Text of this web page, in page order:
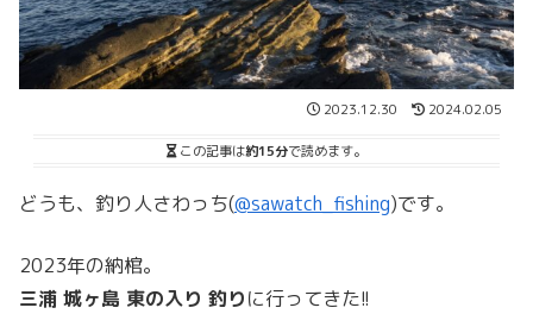
2023.12.30 2024.02.05
この記事は約15分で読めます。
どうも、釣り人さわっち(@sawatch_fishing)です。
2023年の納棺。
三浦 城ヶ島 東の入り 釣りに行ってきた!!